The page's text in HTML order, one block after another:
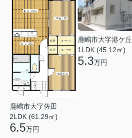
鹿嶋市大字佐田
2LDK (61.29㎡)
6.5万円
鹿嶋市大字港ケ丘
1LDK (45.12㎡)
5.3万円